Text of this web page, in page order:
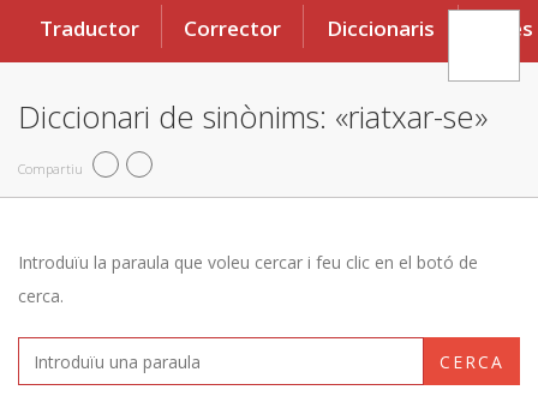
Traductor Corrector Diccionaris Eines
Diccionari de sinònims: «riatxar-se»
Compartiu
Introduïu la paraula que voleu cercar i feu clic en el botó de
cerca.
CERCA